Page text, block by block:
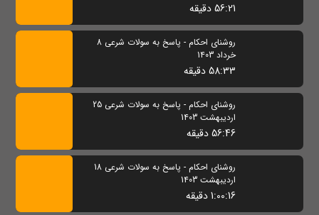
56:21 دقیقه
روشنای احکام - پاسخ به سولات شرعی 8
خرداد 1403
58:33 دقیقه
روشنای احکام - پاسخ به سولات شرعی 25
اردیبهشت 1403
56:46 دقیقه
روشنای احکام - پاسخ به سولات شرعی 18
اردیبهشت 1403
1:00:16 دقیقه